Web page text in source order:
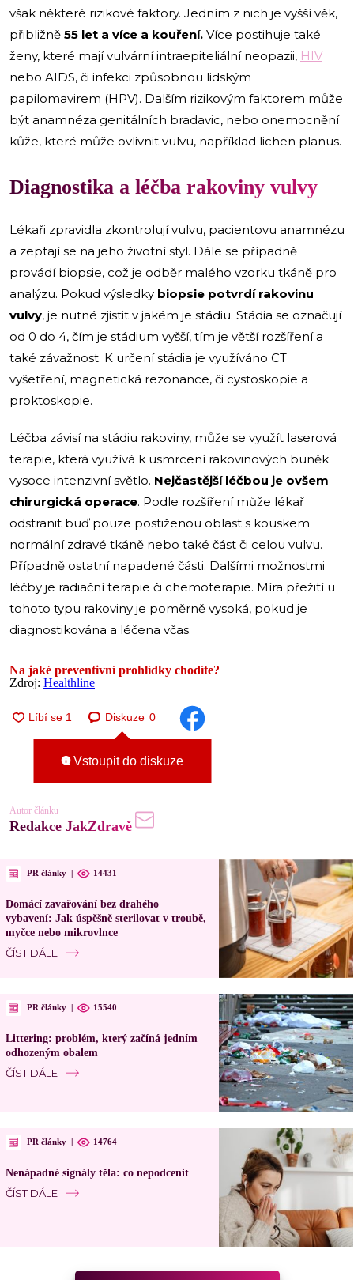
však některé rizikové faktory. Jedním z nich je vyšší věk,
přibližně 55 let a více a kouření. Více postihuje také
ženy, které mají vulvární intraepiteliální neopazii, HIV
nebo AIDS, či infekci způsobnou lidským
papilomavirem (HPV). Dalším rizikovým faktorem může
být anamnéza genitálních bradavic, nebo onemocnění
kůže, které může ovlivnit vulvu, například lichen planus.
Diagnostika a léčba rakoviny vulvy
Lékaři zpravidla zkontrolují vulvu, pacientovu anamnézu
a zeptají se na jeho životní styl. Dále se případně
provádí biopsie, což je odběr malého vzorku tkáně pro
analýzu. Pokud výsledky biopsie potvrdí rakovinu
vulvy, je nutné zjistit v jakém je stádiu. Stádia se označují
od 0 do 4, čím je stádium vyšší, tím je větší rozšíření a
také závažnost. K určení stádia je využíváno CT
vyšetření, magnetická rezonance, či cystoskopie a
proktoskopie.
Léčba závisí na stádiu rakoviny, může se využít laserová
terapie, která využívá k usmrcení rakovinových buněk
vysoce intenzivní světlo. Nejčastější léčbou je ovšem
chirurgická operace. Podle rozšíření může lékař
odstranit buď pouze postiženou oblast s kouskem
normální zdravé tkáně nebo také část či celou vulvu.
Případně ostatní napadené části. Dalšími možnostmi
léčby je radiační terapie či chemoterapie. Míra přežití u
tohoto typu rakoviny je poměrně vysoká, pokud je
diagnostikována a léčena včas.
Na jaké preventivní prohlídky chodíte?
Zdroj: Healthline
Diskuze 0
Vstoupit do diskuze
Autor článku
Redakce JakZdravě
PR články 14431
Domácí zavařování bez drahého
vybavení: Jak úspěšně sterilovat v troubě,
myčce nebo mikrovlnce
ČÍST DÁLE
PR články 15540
Littering: problém, který začíná jedním
odhozeným obalem
ČÍST DÁLE
PR články 14764
Nenápadné signály těla: co nepodcenit
ČÍST DÁLE